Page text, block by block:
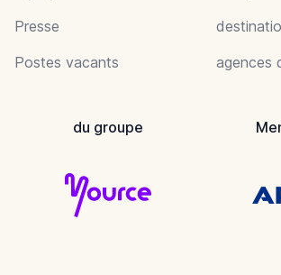
Presse
Postes vacants
agences
du groupe